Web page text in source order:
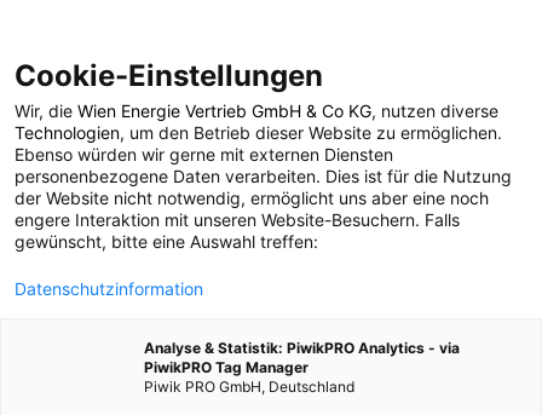
POSTS BY TAG
Metropolisierung
1 BEITRAG
Cookie-Einstellungen
Wir, die Wien Energie Vertrieb GmbH & Co KG, nutzen diverse
Technologien, um den Betrieb dieser Website zu ermöglichen.
Ebenso würden wir gerne mit externen Diensten
personenbezogene Daten verarbeiten. Dies ist für die Nutzung
der Website nicht notwendig, ermöglicht uns aber eine noch
engere Interaktion mit unseren Website-Besuchern. Falls
gewünscht, bitte eine Auswahl treffen:
Datenschutzinformation
Analyse & Statistik: PiwikPRO Analytics - via
PiwikPRO Tag Manager
Piwik PRO GmbH, Deutschland